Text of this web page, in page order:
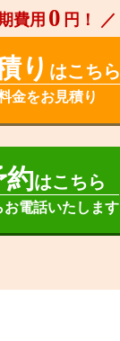
費用 0 円！ ／
り はこちら
金をお見積り
約はこちら
お電話いたします